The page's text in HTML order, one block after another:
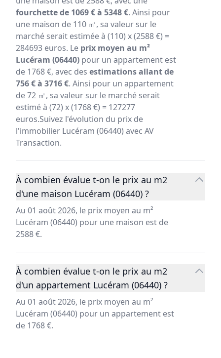
fourchette de 1069 € à 5348 €. Ainsi pour
une maison de 110 ㎡, sa valeur sur le
marché serait estimée à (110) x (2588 €) =
284693 euros. Le prix moyen au m²
Lucéram (06440) pour un appartement est
de 1768 €, avec des estimations allant de
756 € à 3716 €. Ainsi pour un appartement
de 72 ㎡, sa valeur sur le marché serait
estimé à (72) x (1768 €) = 127277
euros.Suivez l'évolution du prix de
l'immobilier Lucéram (06440) avec AV
Transaction.
À combien évalue t-on le prix au m2
d'une maison Lucéram (06440) ?
Au 01 août 2026, le prix moyen au m²
Lucéram (06440) pour une maison est de
2588 €.
À combien évalue t-on le prix au m2
d'un appartement Lucéram (06440) ?
Au 01 août 2026, le prix moyen au m²
Lucéram (06440) pour un appartement est
de 1768 €.